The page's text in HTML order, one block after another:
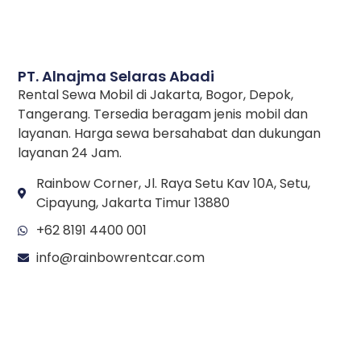
PT. Alnajma Selaras Abadi
Rental Sewa Mobil di Jakarta, Bogor, Depok,
Tangerang. Tersedia beragam jenis mobil dan
layanan. Harga sewa bersahabat dan dukungan
layanan 24 Jam.
Rainbow Corner, Jl. Raya Setu Kav 10A, Setu,
Cipayung, Jakarta Timur 13880
+62 8191 4400 001
info@rainbowrentcar.com